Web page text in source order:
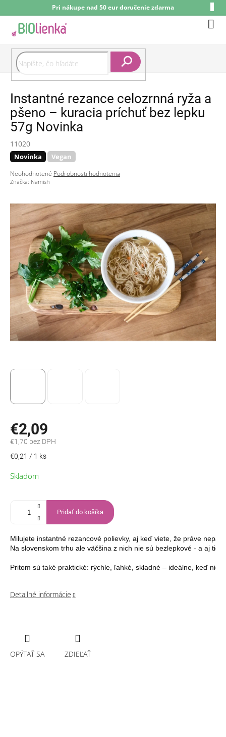
na
obsah
Pri nákupe nad 50 eur doručenie zdarma
Instantné rezance celozrnná ryža a
pšeno – kuracia príchuť bez lepku
57g Novinka
11020
Novinka Vegan
Priemerné
hodnotenie
0,0
hviezdičiek.
Neohodnotené Podrobnosti hodnotenia
Značka: Namish
€2,09
€1,70 bez DPH
Jednotková
€0,21 / 1 ks
Skladom
Pridať do košíka
Milujete instantné rezancové polievky, aj keď viete, že práve
Na slovenskom trhu ale väčšina z nich nie sú bezlepkové - a aj
Pritom sú také praktické: rýchle, ľahké, skladné – ideálne, keď nie
Detailné informácie
OPÝTAŤ SA ZDIEĽAŤ